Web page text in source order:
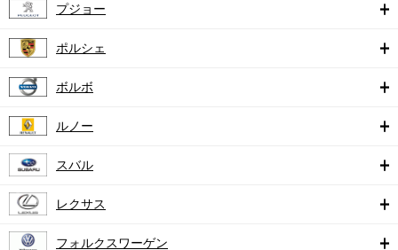
プジョー
ポルシェ
ボルボ
ルノー
スバル
レクサス
フォルクスワーゲン